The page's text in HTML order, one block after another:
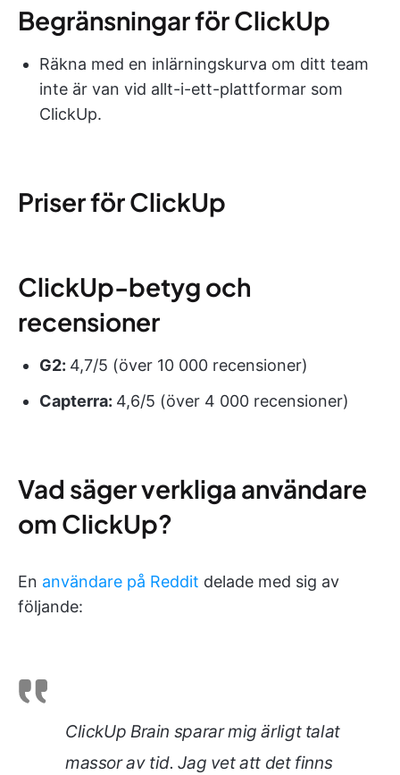
Begränsningar för ClickUp
Räkna med en inlärningskurva om ditt team
inte är van vid allt-i-ett-plattformar som
ClickUp.
Priser för ClickUp
ClickUp-betyg och
recensioner
G2: 4,7/5 (över 10 000 recensioner)
Capterra: 4,6/5 (över 4 000 recensioner)
Vad säger verkliga användare
om ClickUp?
En användare på Reddit delade med sig av
följande:
ClickUp Brain sparar mig ärligt talat
massor av tid. Jag vet att det finns